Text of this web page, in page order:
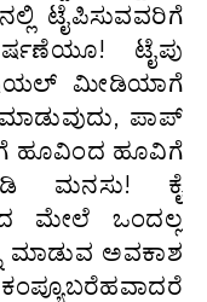
ಟೈಪಿಸುವವರಿಗೆ
ಟೈಪು
ಮೀಡಿಯಾಗೆ
ಪಾಪ್
ಹೂವಿಂದ ಹೂವಿಗೆ
ಮನಸು! ಕೈ
ಮೇಲೆ ಒಂದಲ್ಲ
ಮಾಡುವ ಅವಕಾಶ